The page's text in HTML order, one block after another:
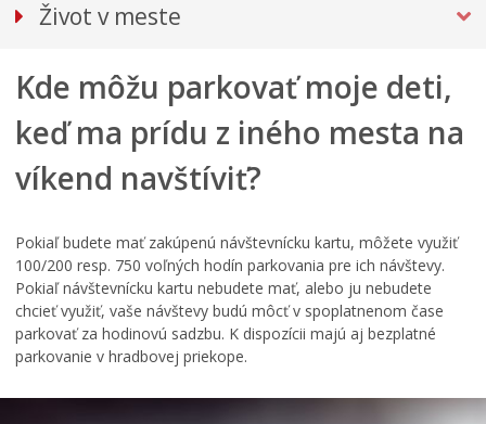
Život v meste
DOPRAVA
PARKOVANIE NA NÁMESTÍ MAJSTRA PAVLA (1. 2. 2026)
Návštevnícke parkovanie
SMS Parking
Dokumenty na stiahnutie
Cenník parkovného
Aktuálne
Kontakty
Kde môžu parkovať moje deti,
keď ma prídu z iného mesta na
víkend navštíviť?
Pokiaľ budete mať zakúpenú návštevnícku kartu, môžete využiť
100/200 resp. 750 voľných hodín parkovania pre ich návštevy.
Pokiaľ návštevnícku kartu nebudete mať, alebo ju nebudete
chcieť využiť, vaše návštevy budú môcť v spoplatnenom čase
parkovať za hodinovú sadzbu. K dispozícii majú aj bezplatné
parkovanie v hradbovej priekope.